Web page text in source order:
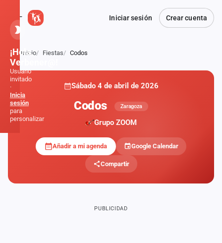
Iniciar sesión Crear cuenta
Atrás
Inicio Fiestas Codos
Sábado 4 de abril de 2026
Codos Zaragoza
Grupo ZOOM
Añadir a mi agenda Google Calendar
Compartir
PUBLICIDAD
¡Hola,
Verbener@!
Usuario
invitado
·
Inicia
sesión
para
personalizar